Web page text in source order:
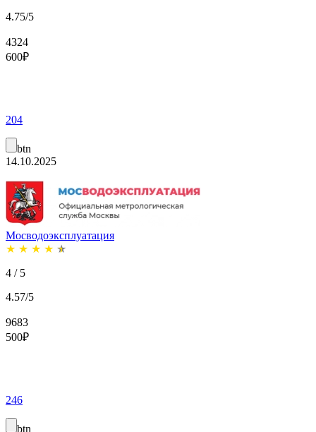
4.75/5
4324
600₽
204
btn
14.10.2025
Мосводоэксплуатация
★ ★ ★ ★ ★
4 / 5
4.57/5
9683
500₽
246
btn